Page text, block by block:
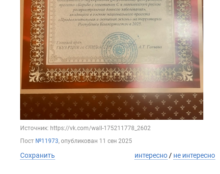
Источник: https://vk.com/wall-175211778_2602
Пост №11973, опубликован 11 сен 2025
Сохранить интересно / не интересно